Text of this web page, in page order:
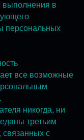
выполнения в
персональных
все возможные
никогда, ни
третьим
связанных с